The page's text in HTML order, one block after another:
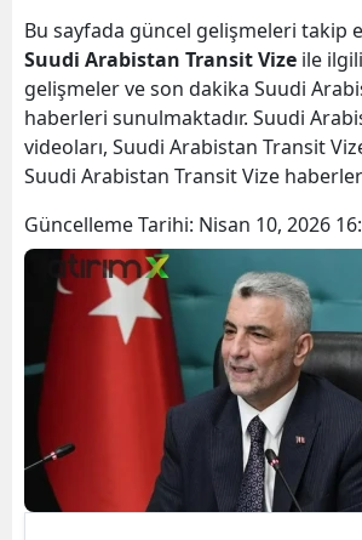
Bu sayfada güncel gelişmeleri takip
Suudi Arabistan Transit Vize ile
gelişmeler ve son dakika Suudi
haberleri sunulmaktadır. Suudi
videoları, Suudi Arabistan Transit
Suudi Arabistan Transit Vize
Güncelleme Tarihi: Nisan 10, 2026